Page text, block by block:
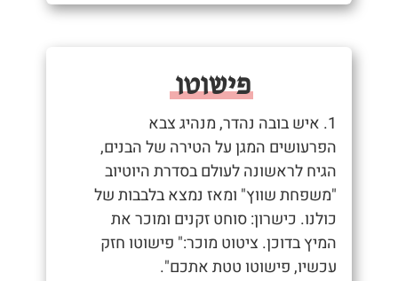
פישוטו
1. איש בובה נהדר, מנהיג צבא
הפרעושים המגן על הטירה של הבנים,
הגיח לראשונה לעולם בסדרת היוטיוב
"משפחת שווץ" ומאז נמצא בלבבות של
כולנו. כישרון: סוחט זקנים ומוכר את
המיץ בדוכן. ציטוט מוכר:" פישוטו חזק
עכשיו, פישוטו טטת אתכם".